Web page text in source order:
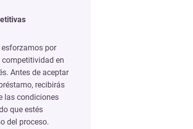
esforzamos por
en
Antes de aceptar
recibirás
las condiciones
que estés
del proceso.